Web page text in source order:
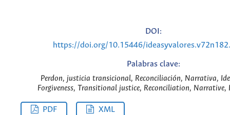
DOI:
https://doi.org/10.15446/
Palabras clave:
Perdon, justicia transicional, Reconciliación, Narrativa,
Forgiveness, Transitional justice, Reconciliation,
PDF XML